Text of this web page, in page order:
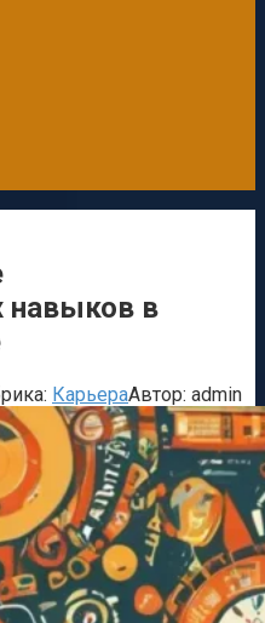
навыков в
КарьераАвтор: admin